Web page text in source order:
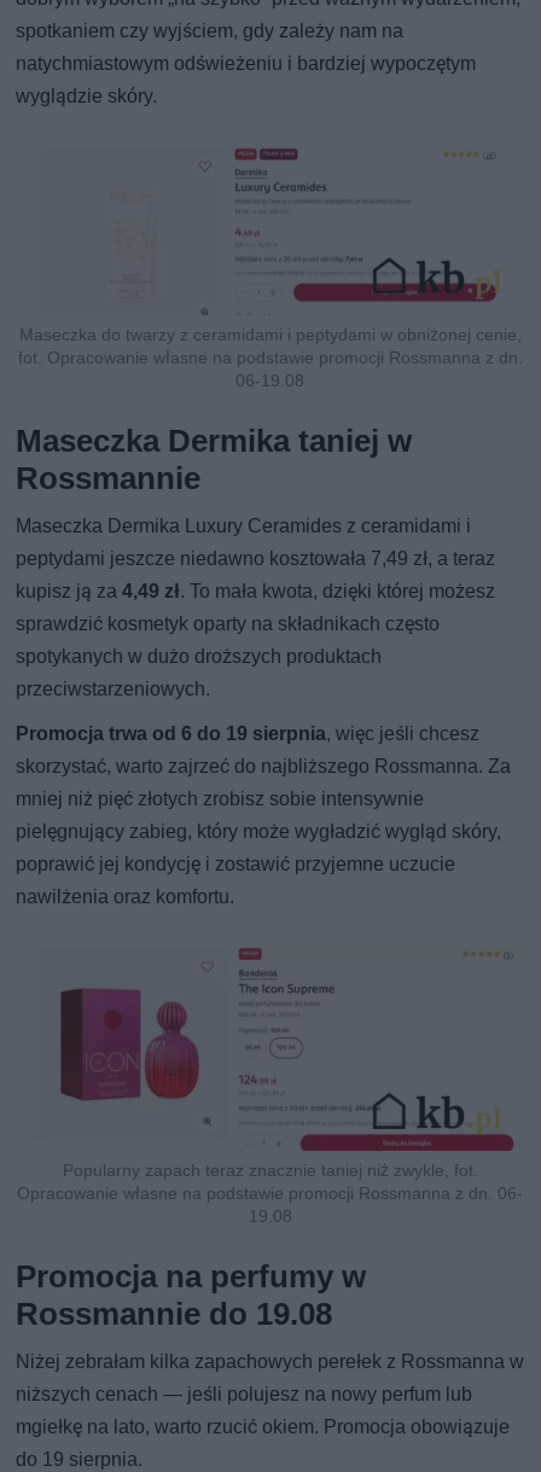
spotkaniem czy wyjściem, gdy zależy nam na
natychmiastowym odświeżeniu i bardziej wypoczętym
wyglądzie skóry.
Maseczka do twarzy z ceramidami i peptydami w obniżonej cenie,
fot. Opracowanie własne na podstawie promocji Rossmanna z dn.
06-19.08
Maseczka Dermika taniej w
Rossmannie
Maseczka Dermika Luxury Ceramides z ceramidami i
peptydami jeszcze niedawno kosztowała 7,49 zł, a teraz
kupisz ją za4,49 zł. To mała kwota, dzięki której możesz
sprawdzić kosmetyk oparty na składnikach często
spotykanych w dużo droższych produktach
przeciwstarzeniowych.
Promocja trwa od 6 do 19 sierpnia, więc jeśli chcesz
skorzystać, warto zajrzeć do najbliższego Rossmanna. Za
mniej niż pięć złotych zrobisz sobie intensywnie
pielęgnujący zabieg, który może wygładzić wygląd skóry,
poprawić jej kondycję i zostawić przyjemne uczucie
nawilżenia oraz komfortu.
Popularny zapach teraz znacznie taniej niż zwykle, fot.
Opracowanie własne na podstawie promocji Rossmanna z dn. 06-
19.08
Promocja na perfumy w
Rossmannie do 19.08
Niżej zebrałam kilka zapachowych perełek z Rossmanna w
niższych cenach — jeśli polujesz na nowy perfum lub
mgiełkę na lato, warto rzucić okiem. Promocja obowiązuje
do 19 sierpnia.